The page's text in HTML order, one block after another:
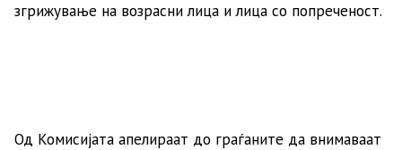
згрижување на возрасни лица и лица со попреченост.
Од Комисијата апелираат до граѓаните да внимаваат